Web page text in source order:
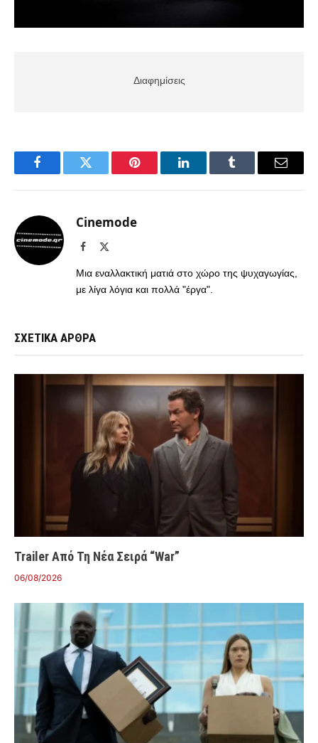
Διαφημίσεις
FacebookTwitter Pinterest LinkedInTumblr Email
Cinemode
Facebook
Μια εναλλακτική ματιά στο χώρο της ψυχαγωγίας,
με λίγα λόγια και πολλά "έργα".
ΣΧΕΤΙΚΑ ΑΡΘΡΑ
Trailer Από Τη Νέα Σειρά “War”
06/08/2026